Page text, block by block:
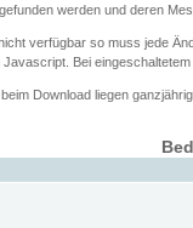
werden und deren
verfügbar so muss jede
Bei
Download liegen